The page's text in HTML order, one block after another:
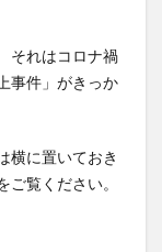
それはコロナ禍
事件」がきっか
横に置いておき
覧ください。